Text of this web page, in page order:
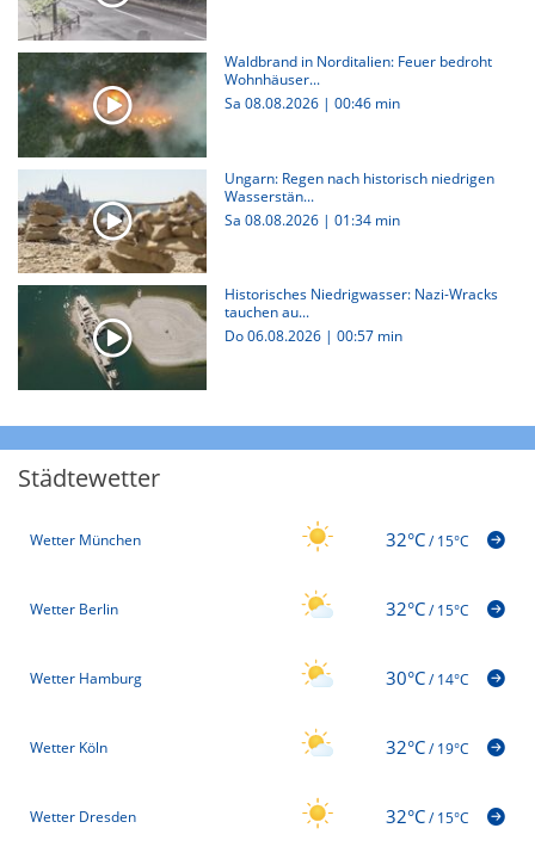
Waldbrand in Norditalien: Feuer bedroht
Wohnhäuser...
Sa 08.08.2026 |00:46 min
Ungarn: Regen nach historisch niedrigen
Wasserstän...
Sa 08.08.2026 |01:34 min
Historisches Niedrigwasser: Nazi-Wracks
tauchen au...
Do 06.08.2026 |00:57 min
Städtewetter
Wetter München 32°C/15°C
Wetter Berlin 32°C/15°C
Wetter Hamburg 30°C/14°C
Wetter Köln 32°C/19°C
Wetter Dresden 32°C/15°C